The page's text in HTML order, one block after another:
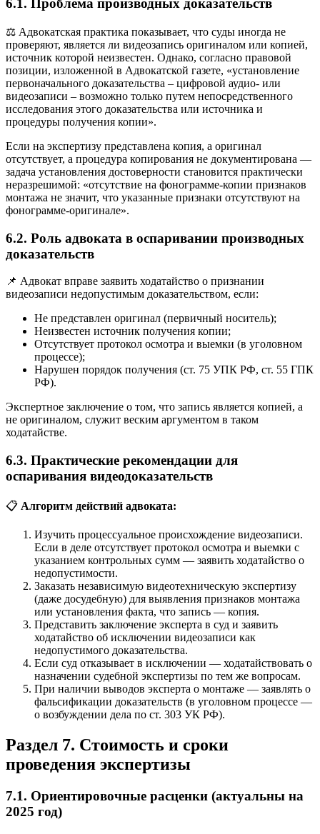
6.1. Проблема производных доказательств
⚖️ Адвокатская практика показывает, что суды иногда не
проверяют, является ли видеозапись оригиналом или копией,
источник которой неизвестен. Однако, согласно правовой
позиции, изложенной в Адвокатской газете, «установление
первоначального доказательства – цифровой аудио- или
видеозаписи – возможно только путем непосредственного
исследования этого доказательства или источника и
процедуры получения копии».
Если на экспертизу представлена копия, а оригинал
отсутствует, а процедура копирования не документирована —
задача установления достоверности становится практически
неразрешимой: «отсутствие на фонограмме-копии признаков
монтажа не значит, что указанные признаки отсутствуют на
фонограмме-оригинале».
6.2. Роль адвоката в оспаривании производных
доказательств
📌 Адвокат вправе заявить ходатайство о признании
видеозаписи недопустимым доказательством, если:
Не представлен оригинал (первичный носитель);
Неизвестен источник получения копии;
Отсутствует протокол осмотра и выемки (в уголовном
процессе);
Нарушен порядок получения (ст. 75 УПК РФ, ст. 55 ГПК
РФ).
Экспертное заключение о том, что запись является копией, а
не оригиналом, служит веским аргументом в таком
ходатайстве.
6.3. Практические рекомендации для
оспаривания видеодоказательств
📋 Алгоритм действий адвоката:
Изучить процессуальное происхождение видеозаписи.
Если в деле отсутствует протокол осмотра и выемки с
указанием контрольных сумм — заявить ходатайство о
недопустимости.
Заказать независимую видеотехническую экспертизу
(даже досудебную) для выявления признаков монтажа
или установления факта, что запись — копия.
Представить заключение эксперта в суд и заявить
ходатайство об исключении видеозаписи как
недопустимого доказательства.
Если суд отказывает в исключении — ходатайствовать о
назначении судебной экспертизы по тем же вопросам.
При наличии выводов эксперта о монтаже — заявлять о
фальсификации доказательств (в уголовном процессе —
о возбуждении дела по ст. 303 УК РФ).
Раздел 7. Стоимость и сроки
проведения экспертизы
7.1. Ориентировочные расценки (актуальны на
2025 год)